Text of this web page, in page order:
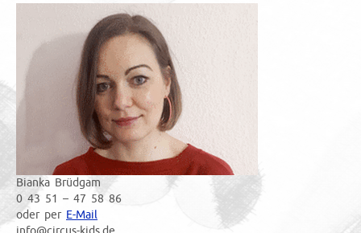
Bianka Brüdgam
0 43 51 – 47 58 86
oder per E-Mail